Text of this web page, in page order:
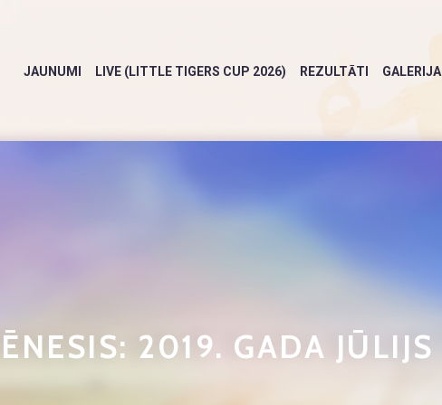
JAUNUMI LIVE (LITTLE TIGERS CUP 2026) REZULTĀTI GALERIJA
2019. GADA JŪLIJS